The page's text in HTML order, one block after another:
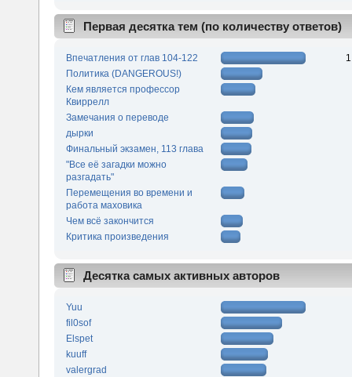
Первая десятка тем (по количеству ответов)
Впечатления от глав 104-122
Политика (DANGEROUS!)
Кем является профессор
Квиррелл
Замечания о переводе
дырки
Финальный экзамен, 113 глава
"Все её загадки можно
разгадать"
Перемещения во времени и
работа маховика
Чем всё закончится
Критика произведения
Десятка самых активных авторов
Yuu
fil0sof
Elspet
kuuff
valergrad